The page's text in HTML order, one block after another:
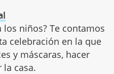
los niños? Te contamos
celebración en la que
y máscaras, hacer
la casa.